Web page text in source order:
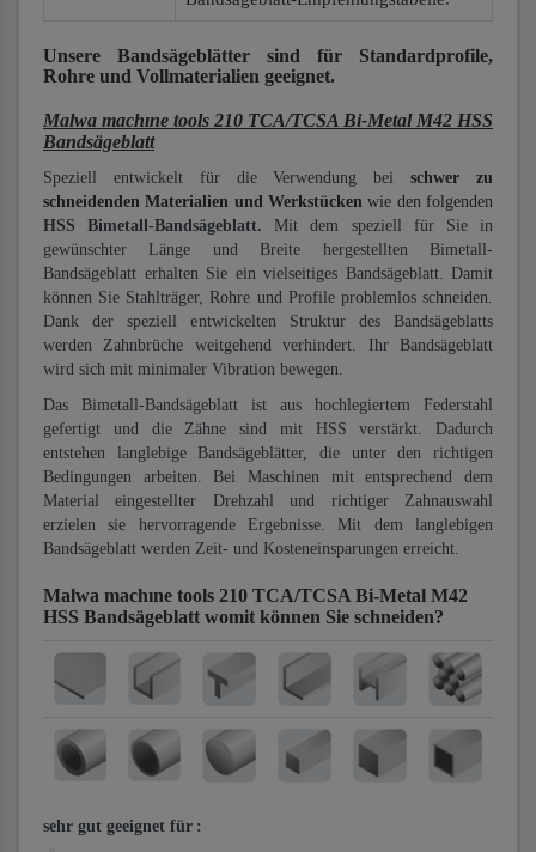
Unsere Bandsägeblätter sind für Standardprofile,
Rohre und Vollmaterialien geeignet.
Malwa machıne tools 210 TCA/TCSA Bi-Metal M42 HSS
Bandsägeblatt
Speziell entwickelt für die Verwendung beischwer zu
schneidenden Materialien und Werkstücken wie den folgenden
HSS Bimetall-Bandsägeblatt. Mit dem speziell für Sie in
gewünschter Länge und Breite hergestellten Bimetall-
Bandsägeblatt erhalten Sie ein vielseitiges Bandsägeblatt. Damit
können Sie Stahlträger, Rohre und Profile problemlos schneiden.
Dank der speziell entwickelten Struktur des Bandsägeblatts
werden Zahnbrüche weitgehend verhindert. Ihr Bandsägeblatt
wird sich mit minimaler Vibration bewegen.
Das Bimetall-Bandsägeblatt ist aus hochlegiertem Federstahl
gefertigt und die Zähne sind mit HSS verstärkt. Dadurch
entstehen langlebige Bandsägeblätter, die unter den richtigen
Bedingungen arbeiten. Bei Maschinen mit entsprechend dem
Material eingestellter Drehzahl und richtiger Zahnauswahl
erzielen sie hervorragende Ergebnisse. Mit dem langlebigen
Bandsägeblatt werden Zeit- und Kosteneinsparungen erreicht.
Malwa machıne tools 210 TCA/TCSA Bi-Metal M42
HSS Bandsägeblatt womit können Sie schneiden?
sehr gut geeignet für :